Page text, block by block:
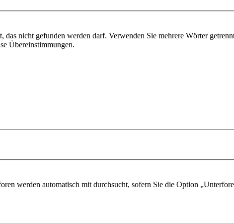
das nicht gefunden werden darf. Verwenden Sie mehrere Wörter
Übereinstimmungen.
werden automatisch mit durchsucht, sofern Sie die Option